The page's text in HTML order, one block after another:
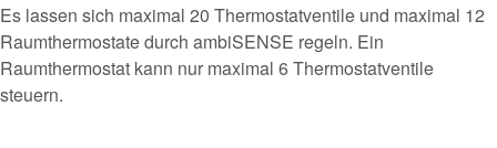
Es lassen sich maximal 20 Thermostatventile und maximal 12
Raumthermostate durch ambiSENSE regeln. Ein
Raumthermostat kann nur maximal 6 Thermostatventile
steuern.